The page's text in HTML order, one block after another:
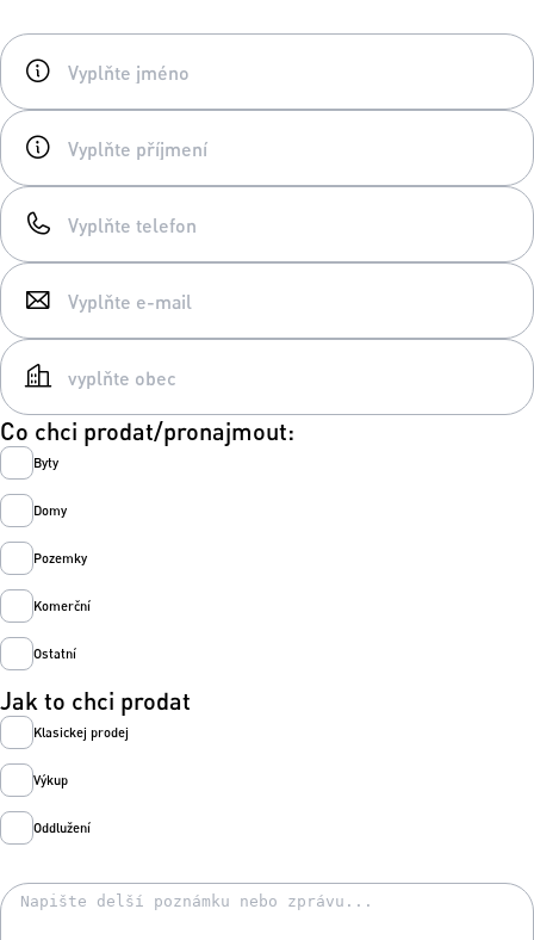
Co chci prodat/pronajmout:
Byty
Domy
Pozemky
Komerční
Ostatní
Jak to chci prodat
Klasickej prodej
Výkup
Oddlužení